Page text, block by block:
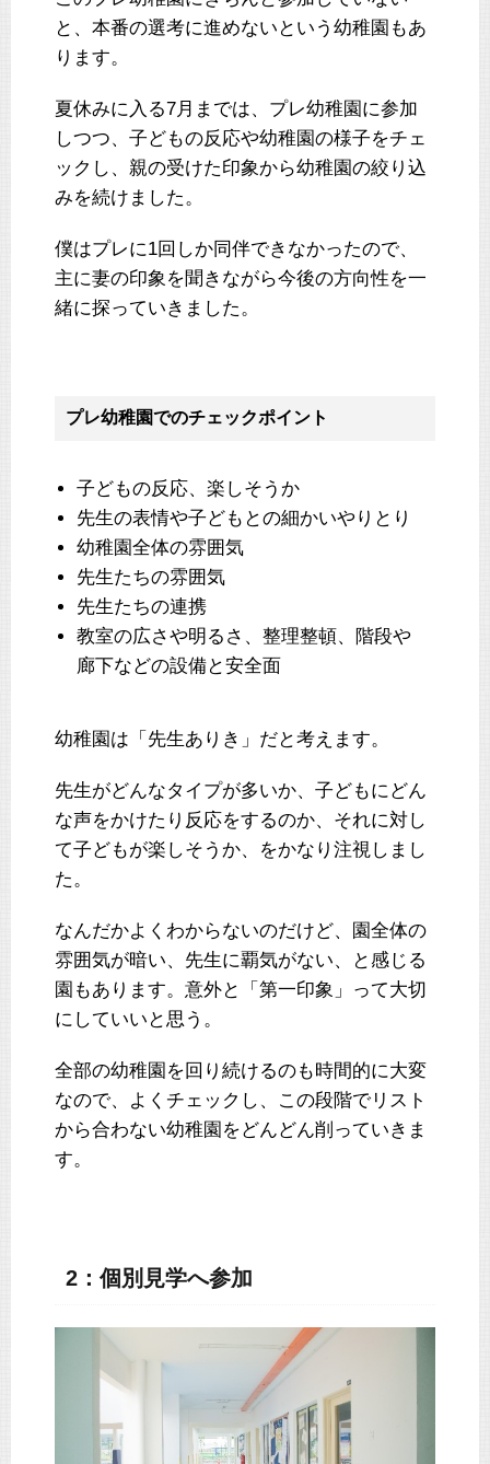
と、本番の選考に進めないという幼稚園もあ
ります。
夏休みに入る7月までは、プレ幼稚園に参加
しつつ、子どもの反応や幼稚園の様子をチェ
ックし、親の受けた印象から幼稚園の絞り込
みを続けました。
僕はプレに1回しか同伴できなかったので、
主に妻の印象を聞きながら今後の方向性を一
緒に探っていきました。
プレ幼稚園でのチェックポイント
子どもの反応、楽しそうか
先生の表情や子どもとの細かいやりとり
幼稚園全体の雰囲気
先生たちの雰囲気
先生たちの連携
教室の広さや明るさ、整理整頓、階段や
廊下などの設備と安全面
幼稚園は「先生ありき」だと考えます。
先生がどんなタイプが多いか、子どもにどん
な声をかけたり反応をするのか、それに対し
て子どもが楽しそうか、をかなり注視しまし
た。
なんだかよくわからないのだけど、園全体の
雰囲気が暗い、先生に覇気がない、と感じる
園もあります。意外と「第一印象」って大切
にしていいと思う。
全部の幼稚園を回り続けるのも時間的に大変
なので、よくチェックし、この段階でリスト
から合わない幼稚園をどんどん削っていきま
す。
2：個別見学へ参加